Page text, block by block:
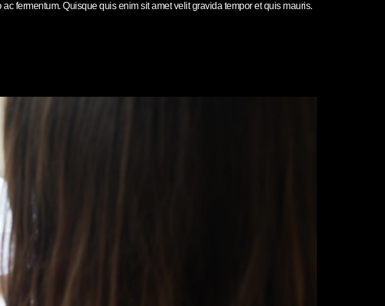
fermentum. Quisque quis enim sit amet velit gravida tempor et quis mauris.